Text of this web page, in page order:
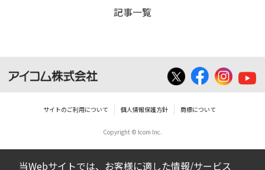
記事一覧
サイトのご利用について 個人情報保護方針 商標について
Copyright © Icom Inc.
当Webサイトでは、お客様に適した情報/サービス